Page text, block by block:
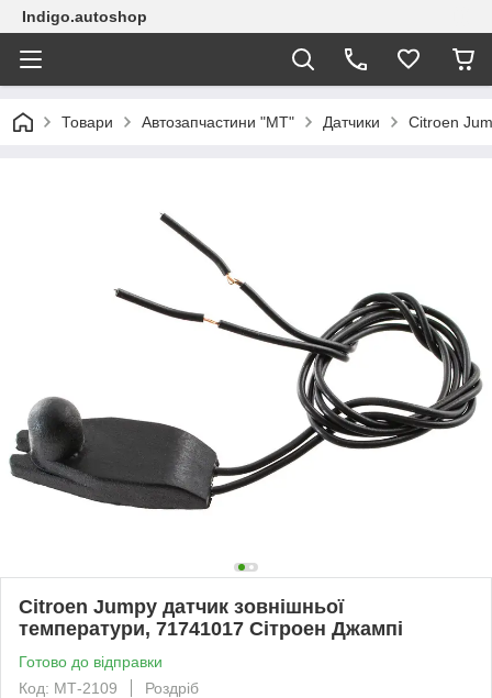
Indigo.autoshop
Товари Автозапчастини "МТ" Датчики Citroen
Citroen Jumpy датчик зовнішньої
температури, 71741017 Сітроен Джампі
Готово до відправки
Код: МТ-2109
Роздріб